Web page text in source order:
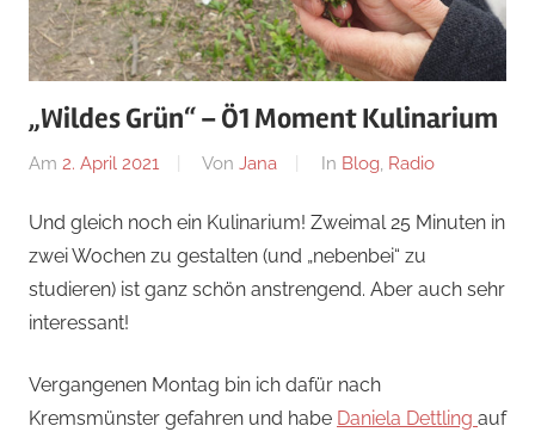
„Wildes Grün“ – Ö1 Moment Kulinarium
Am 2. April 2021 Von Jana In Blog, Radio
Und gleich noch ein Kulinarium! Zweimal 25 Minuten in
zwei Wochen zu gestalten (und „nebenbei“ zu
studieren) ist ganz schön anstrengend. Aber auch sehr
interessant!
Vergangenen Montag bin ich dafür nach
Kremsmünster gefahren und habe Daniela Dettling auf